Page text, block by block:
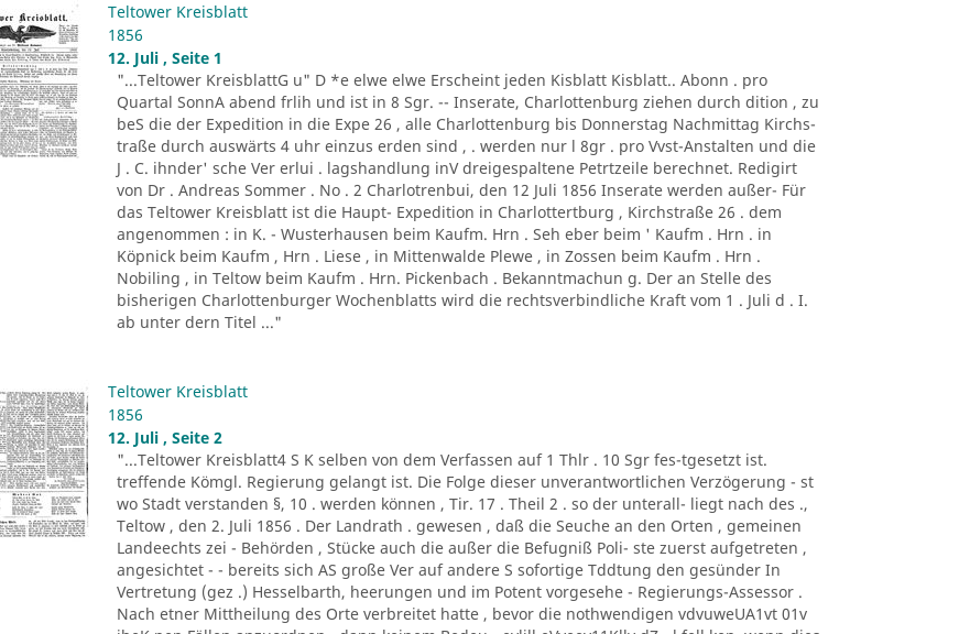
Teltower Kreisblatt
1856
12. Juli , Seite 1
"...Teltower KreisblattG u" D *e elwe elwe Erscheint jeden Kisblatt Kisblatt.. Abonn . pro
Quartal SonnA abend frlih und ist in 8 Sgr. -- Inserate, Charlottenburg ziehen durch dition , zu
beS die der Expedition in die Expe 26 , alle Charlottenburg bis Donnerstag Nachmittag Kirchs-
traße durch auswärts 4 uhr einzus erden sind , . werden nur l 8gr . pro Vvst-Anstalten und die
J . C. ihnder' sche Ver erlui . lagshandlung inV dreigespaltene Petrtzeile berechnet. Redigirt
von Dr . Andreas Sommer . No . 2 Charlotrenbui, den 12 Juli 1856 Inserate werden außer- Für
das Teltower Kreisblatt ist die Haupt- Expedition in Charlottertburg , Kirchstraße 26 . dem
angenommen : in K. - Wusterhausen beim Kaufm. Hrn . Seh eber beim ' Kaufm . Hrn . in
Köpnick beim Kaufm , Hrn . Liese , in Mittenwalde Plewe , in Zossen beim Kaufm . Hrn .
Nobiling , in Teltow beim Kaufm . Hrn. Pickenbach . Bekanntmachun g. Der an Stelle des
bisherigen Charlottenburger Wochenblatts wird die rechtsverbindliche Kraft vom 1 . Juli d . I.
ab unter dern Titel ..."
Teltower Kreisblatt
1856
12. Juli , Seite 2
"...Teltower Kreisblatt4 S K selben von dem Verfassen auf 1 Thlr . 10 Sgr fes-tgesetzt ist.
treffende Kömgl. Regierung gelangt ist. Die Folge dieser unverantwortlichen Verzögerung - st
wo Stadt verstanden §, 10 . werden können , Tir. 17 . Theil 2 . so der unterall- liegt nach des .,
Teltow , den 2. Juli 1856 . Der Landrath . gewesen , daß die Seuche an den Orten , gemeinen
Landeechts zei - Behörden , Stücke auch die außer die Befugniß Poli- ste zuerst aufgetreten ,
angesichtet - - bereits sich AS große Ver auf andere S sofortige Tddtung den gesünder In
Vertretung (gez .) Hesselbarth, heerungen und im Potent vorgesehe - Regierungs-Assessor .
Nach etner Mittheilung des Orte verbreitet hatte , bevor die nothwendigen vdvuweUA1vt 01v